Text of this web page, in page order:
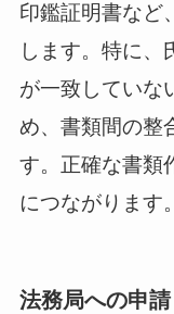
印鑑証明書など
します。特に、
が一致していな
め、書類間の整
す。正確な書類
につながります。
法務局への申請